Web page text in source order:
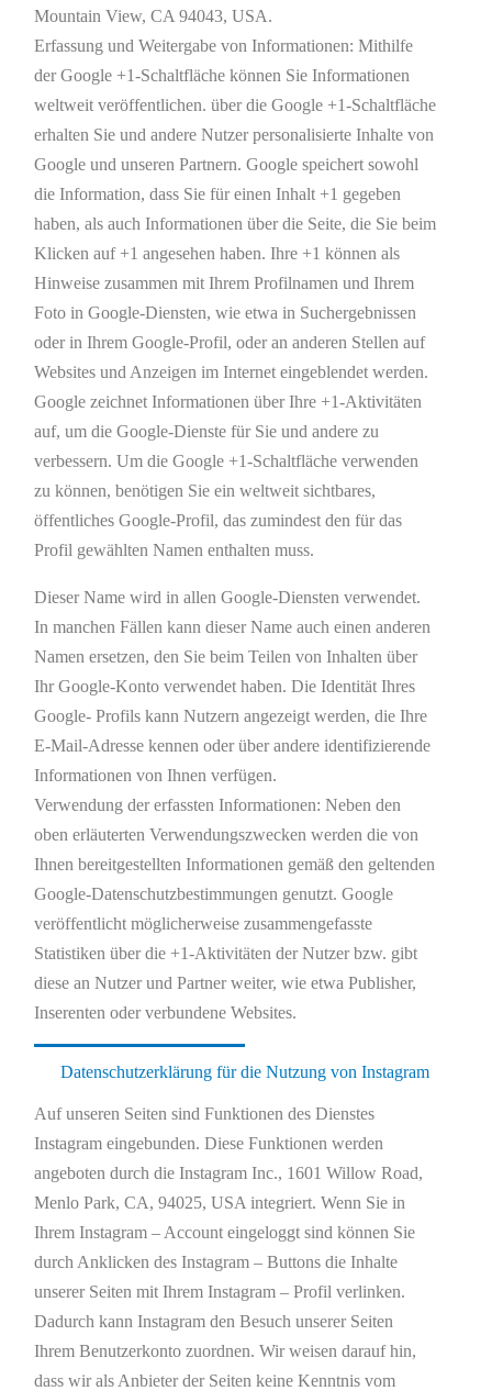
Mountain View, CA 94043, USA.
Erfassung und Weitergabe von Informationen: Mithilfe
der Google +1-Schaltfläche können Sie Informationen
weltweit veröffentlichen. über die Google +1-Schaltfläche
erhalten Sie und andere Nutzer personalisierte Inhalte von
Google und unseren Partnern. Google speichert sowohl
die Information, dass Sie für einen Inhalt +1 gegeben
haben, als auch Informationen über die Seite, die Sie beim
Klicken auf +1 angesehen haben. Ihre +1 können als
Hinweise zusammen mit Ihrem Profilnamen und Ihrem
Foto in Google-Diensten, wie etwa in Suchergebnissen
oder in Ihrem Google-Profil, oder an anderen Stellen auf
Websites und Anzeigen im Internet eingeblendet werden.
Google zeichnet Informationen über Ihre +1-Aktivitäten
auf, um die Google-Dienste für Sie und andere zu
verbessern. Um die Google +1-Schaltfläche verwenden
zu können, benötigen Sie ein weltweit sichtbares,
öffentliches Google-Profil, das zumindest den für das
Profil gewählten Namen enthalten muss.
Dieser Name wird in allen Google-Diensten verwendet.
In manchen Fällen kann dieser Name auch einen anderen
Namen ersetzen, den Sie beim Teilen von Inhalten über
Ihr Google-Konto verwendet haben. Die Identität Ihres
Google- Profils kann Nutzern angezeigt werden, die Ihre
E-Mail-Adresse kennen oder über andere identifizierende
Informationen von Ihnen verfügen.
Verwendung der erfassten Informationen: Neben den
oben erläuterten Verwendungszwecken werden die von
Ihnen bereitgestellten Informationen gemäß den geltenden
Google-Datenschutzbestimmungen genutzt. Google
veröffentlicht möglicherweise zusammengefasste
Statistiken über die +1-Aktivitäten der Nutzer bzw. gibt
diese an Nutzer und Partner weiter, wie etwa Publisher,
Inserenten oder verbundene Websites.
Datenschutzerklärung für die Nutzung von Instagram
Auf unseren Seiten sind Funktionen des Dienstes
Instagram eingebunden. Diese Funktionen werden
angeboten durch die Instagram Inc., 1601 Willow Road,
Menlo Park, CA, 94025, USA integriert. Wenn Sie in
Ihrem Instagram – Account eingeloggt sind können Sie
durch Anklicken des Instagram – Buttons die Inhalte
unserer Seiten mit Ihrem Instagram – Profil verlinken.
Dadurch kann Instagram den Besuch unserer Seiten
Ihrem Benutzerkonto zuordnen. Wir weisen darauf hin,
dass wir als Anbieter der Seiten keine Kenntnis vom